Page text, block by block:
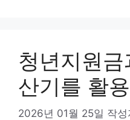
청년지원
산기를 활
2026년 01월 25일 작성